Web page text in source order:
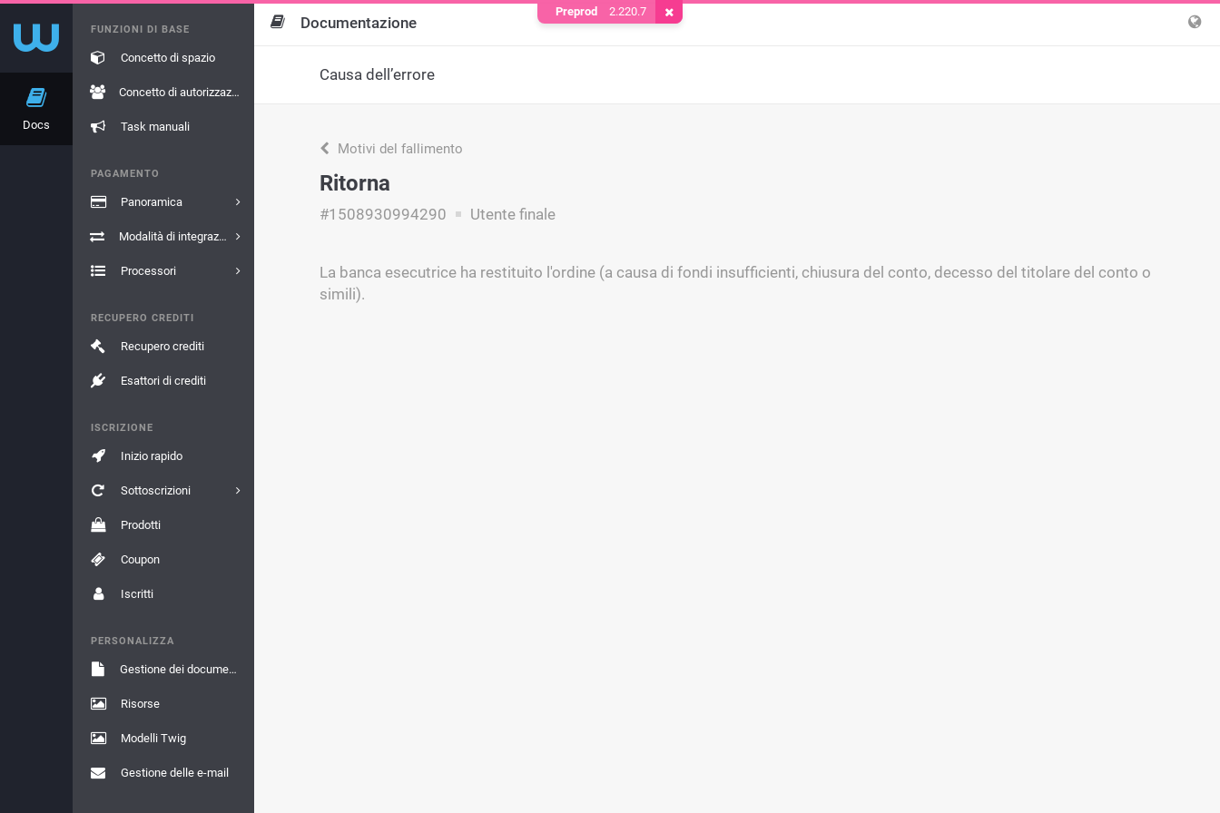
Docs
FUNZIONI DI BASE
Concetto di spazio
Concetto di autorizzazione
Task manuali
PAGAMENTO
Panoramica
Modalità di integrazione
Processori
RECUPERO CREDITI
Recupero crediti
Esattori di crediti
ISCRIZIONE
Inizio rapido
Sottoscrizioni
Prodotti
Coupon
Iscritti
PERSONALIZZA
Gestione dei documenti
Risorse
Modelli Twig
Gestione delle e-mail
Documentazione
Causa dell’errore
Motivi del fallimento
Ritorna
#1508930994290 Utente finale
La banca esecutrice ha restituito l'ordine (a causa di fondi insufficienti, chiusura del conto, decesso del titolare del conto o
simili).
Preprod 2.220.7 Rimuovere il cookie